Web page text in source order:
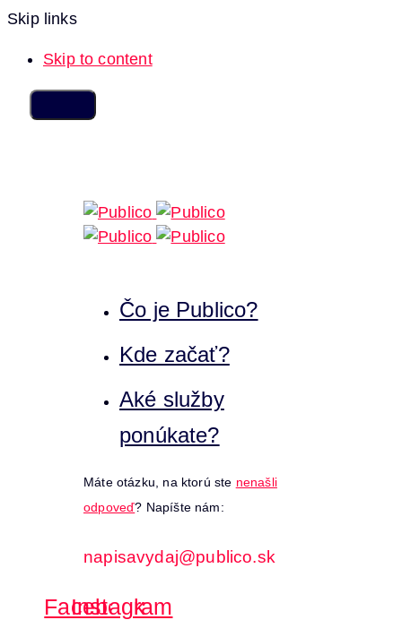
Skip links
Skip to content
Čo je Publico?
Kde začať?
Aké služby
ponúkate?
Máte otázku, na ktorú ste nenašli
odpoveď? Napíšte nám:
napisavydaj@publico.sk
Facebook
Instagram